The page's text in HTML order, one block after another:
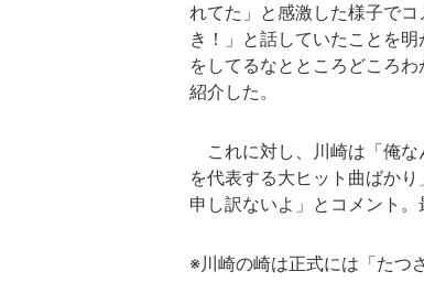
れてた」と感激した様子で
き！」と話していたことを
をしてるなとところどころ
紹介した。
これに対し、川崎は「俺な
を代表する大ヒット曲ばか
申し訳ないよ」とコメント
※川崎の崎は正式には「たつ